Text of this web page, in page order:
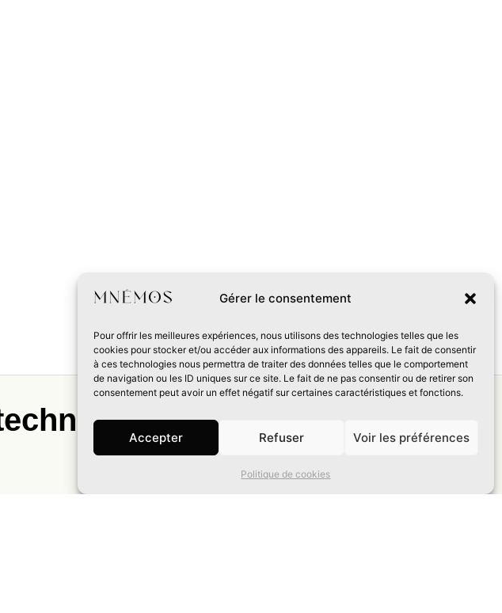
Gérer le consentement
Pour offrir les meilleures expériences, nous utilisons des technologies telles que les
cookies pour stocker et/ou accéder aux informations des appareils. Le fait de consentir
à ces technologies nous permettra de traiter des données telles que le comportement
de navigation ou les ID uniques sur ce site. Le fait de ne pas consentir ou de retirer son
consentement peut avoir un effet négatif sur certaines caractéristiques et fonctions.
Accepter Refuser Voir les préférences
Politique de cookies